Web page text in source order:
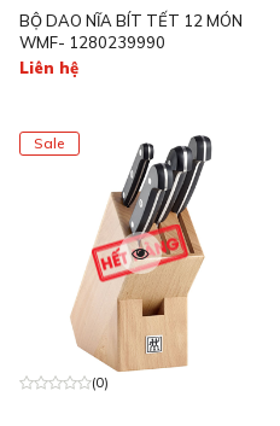
BỘ DAO NĨA BÍT TẾT 12 MÓN
WMF- 1280239990
Liên hệ
Sale
(0)